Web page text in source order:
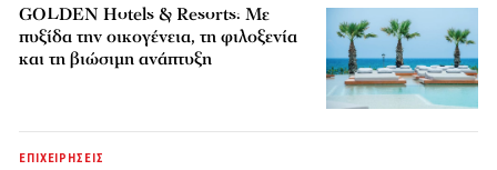
GOLDEN Hotels & Resorts: Με
πυξίδα την οικογένεια, τη φιλοξενία
και τη βιώσιμη ανάπτυξη
ΕΠΙΧΕΙΡΗΣΕΙΣ